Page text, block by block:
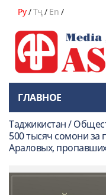
Ру/Тҷ/ En /
ГЛАВНОЕ
Таджикистан /
500 тысяч сомони за
Араловых,